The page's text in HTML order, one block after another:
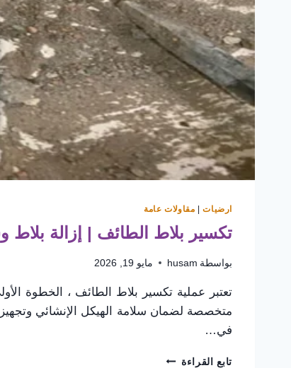
ارضيات| مقاولات عامة
تكسير بلاط الطائف | إزالة
بواسطة husam مايو 19, 2026
تعتبر عملية تكسير بلاط الطائف ، الخطوة
متخصصة لضمان سلامة الهيكل الإنشائي
في…
تابع القراءة تكسير